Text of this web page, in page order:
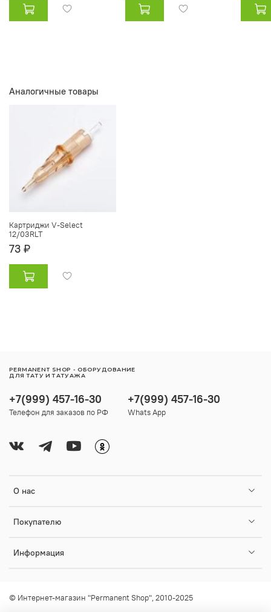
Аналогичные товары
Картриджи V-Select
12/03RLT
73 ₽
О нас
Покупателю
Информация
+7(999) 457-16-30
Телефон для заказов по РФ
+7(999) 457-16-30
Whats App
PERMANENT SHOP - ОБОРУДОВАНИЕ
ДЛЯ ТАТУ И ТАТУАЖА
© Интернет-магазин "Permanent Shop", 2010-2025